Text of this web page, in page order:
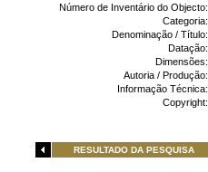
Número de Inventário do Objecto:
Categoria:
Denominação / Título:
Datação:
Dimensões:
Autoria / Produção:
Informação Técnica:
Copyright:
RESULTADO DA PESQUISA